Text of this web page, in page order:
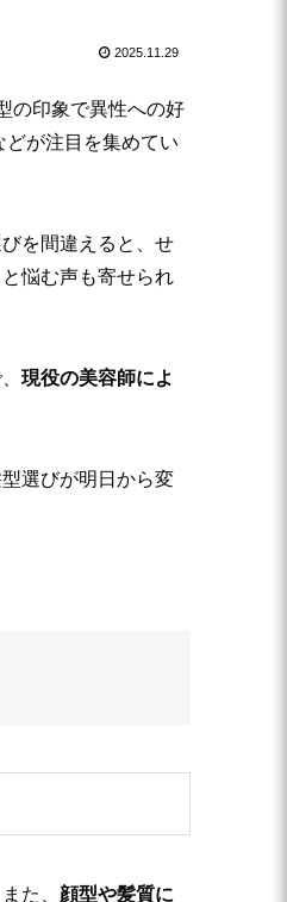
2025.11.29
の印象で異性への好
が注目を集めてい
を間違えると、せ
悩む声も寄せられ
現役の美容師によ
選びが明日から変
た、 顔型や髪質に